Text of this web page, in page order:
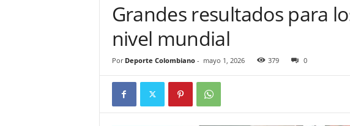
Grandes resultados para
nivel mundial
Por Deporte Colombiano- mayo 1, 2026 379 0